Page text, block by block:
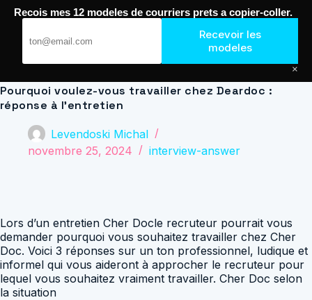
Passer
Pourquoi voulez-vous travailler chez Deardoc :
réponse à l’entretien
Levendoski Michal
novembre 25, 2024
interview-answer
Lors d’un entretien Cher Docle recruteur pourrait vous
demander pourquoi vous souhaitez travailler chez Cher
Doc. Voici 3 réponses sur un ton professionnel, ludique et
informel qui vous aideront à approcher le recruteur pour
lequel vous souhaitez vraiment travailler. Cher Doc selon
la situation
Recois mes 12 modeles de courriers prets a copier-coller.
Recevoir les
modeles
×